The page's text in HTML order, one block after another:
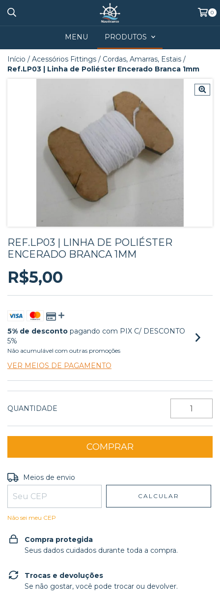
0
MENU PRODUTOS
Início / Acessórios Fittings / Cordas, Amarras, Estais /
Ref.LP03 | Linha de Poliéster Encerado Branca 1mm
REF.LP03 | LINHA DE POLIÉSTER
ENCERADO BRANCA 1MM
R$5,00
5% de desconto pagando com PIX C/ DESCONTO
5%
Não acumulável com outras promoções
VER MEIOS DE PAGAMENTO
QUANTIDADE
Entregas para o CEP:
Meios de envio
CALCULAR
Não sei meu CEP
Compra protegida
Seus dados cuidados durante toda a compra.
Trocas e devoluções
Se não gostar, você pode trocar ou devolver.